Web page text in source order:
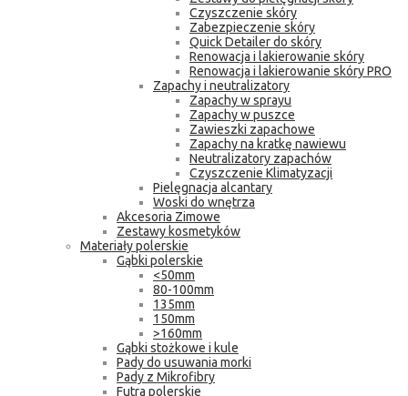
Czyszczenie skóry
Zabezpieczenie skóry
Quick Detailer do skóry
Renowacja i lakierowanie skóry
Renowacja i lakierowanie skóry PRO
Zapachy i neutralizatory
Zapachy w sprayu
Zapachy w puszce
Zawieszki zapachowe
Zapachy na kratkę nawiewu
Neutralizatory zapachów
Czyszczenie Klimatyzacji
Pielęgnacja alcantary
Woski do wnętrza
Akcesoria Zimowe
Zestawy kosmetyków
Materiały polerskie
Gąbki polerskie
<50mm
80-100mm
135mm
150mm
>160mm
Gąbki stożkowe i kule
Pady do usuwania morki
Pady z Mikrofibry
Futra polerskie